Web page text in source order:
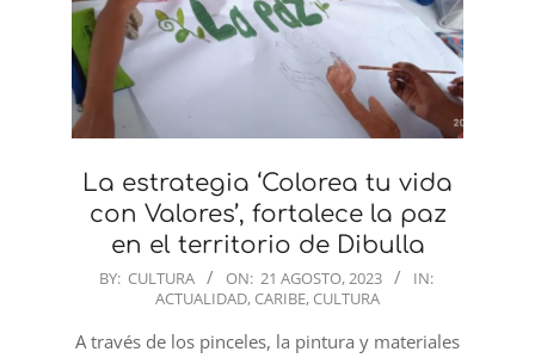
La estrategia ‘Colorea tu vida
con Valores’, fortalece la paz
en el territorio de Dibulla
2023-
21
BY: CULTURA ON: 21 AGOSTO, 2023
IN:
ACTUALIDAD, CARIBE, CULTURA
A través de los pinceles, la pintura y materiales